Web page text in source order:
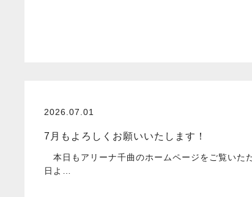
2026.07.01
7月もよろしくお願いいたします！
本日もアリーナ千曲のホームページをご覧いた
日よ…